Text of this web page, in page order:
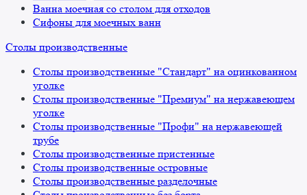
Ванна моечная со столом для отходов
Сифоны для моечных ванн
Столы производственные
Столы производственные "Стандарт" на оцинкованном
уголке
Столы производственные "Премиум" на нержавеющем
уголке
Столы производственные "Профи" на нержавеющей
трубе
Столы производственные пристенные
Столы производственные островные
Столы производственные разделочные